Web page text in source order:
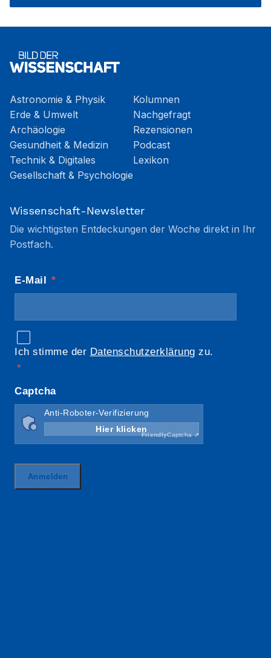
Astronomie & Physik
Erde & Umwelt
Archäologie
Gesundheit & Medizin
Technik & Digitales
Gesellschaft & Psychologie
Kolumnen
Nachgefragt
Rezensionen
Podcast
Lexikon
Wissenschaft-Newsletter
Die wichtigsten Entdeckungen der Woche direkt in Ihr
Postfach.